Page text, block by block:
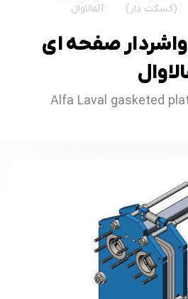
(گسکت دار)
آلفالاوال
صفحه ای
Alfa Laval gasketed